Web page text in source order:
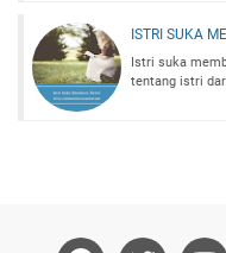
ISTRI SUKA
Istri suka
tentang istri